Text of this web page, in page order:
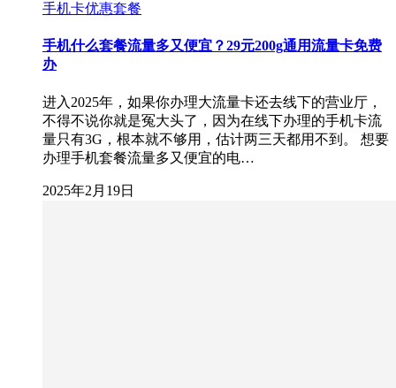
手机卡优惠套餐
手机什么套餐流量多又便宜？29元200g通用流量卡免费
办
进入2025年，如果你办理大流量卡还去线下的营业厅，
不得不说你就是冤大头了，因为在线下办理的手机卡流
量只有3G，根本就不够用，估计两三天都用不到。 想要
办理手机套餐流量多又便宜的电…
2025年2月19日